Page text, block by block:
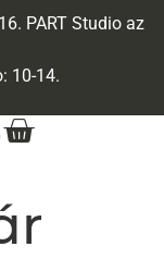
PART Studio az
10-14.